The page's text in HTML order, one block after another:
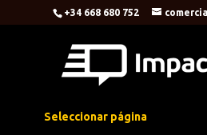
+34 668 680 752
Seleccionar página